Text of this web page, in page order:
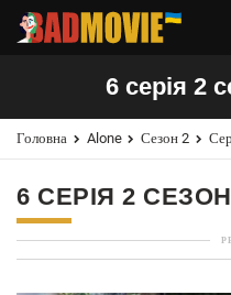
6 серія 2
Головна Alone Сезон 2
6 СЕРІЯ 2